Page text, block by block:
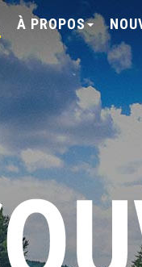
À PROPOS